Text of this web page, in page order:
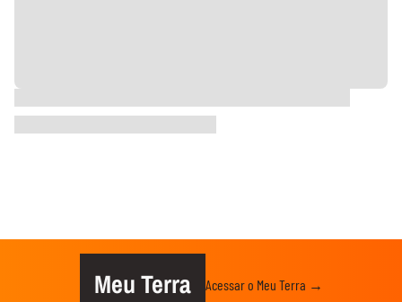
Meu Terra Acessar o Meu Terra →